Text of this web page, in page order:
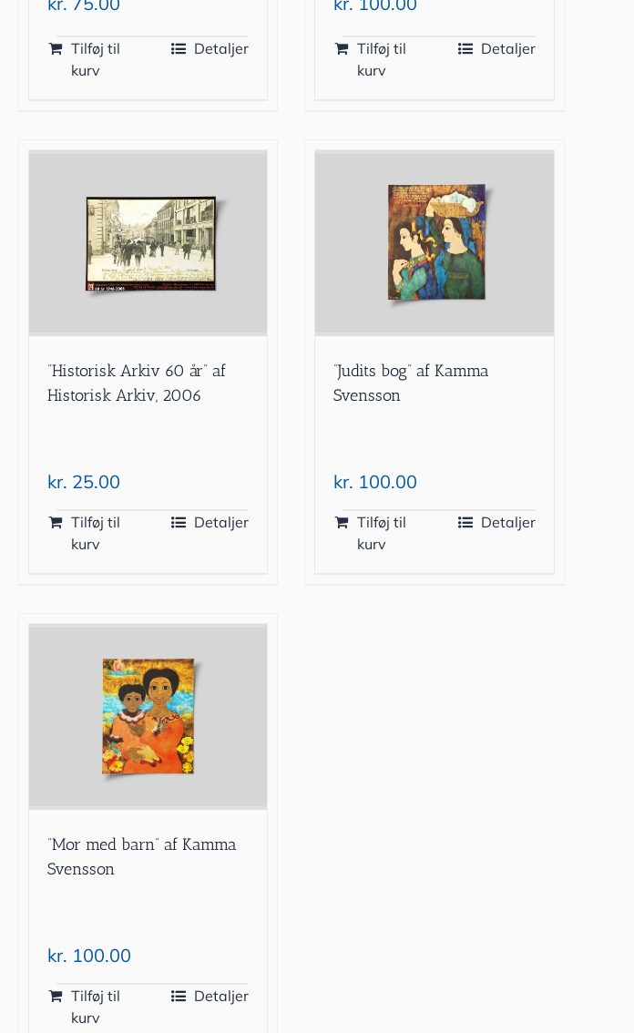
Tilføj til
kurv
Detaljer
Tilføj til
kurv
Detaljer
”Historisk Arkiv 60 år” af
Historisk Arkiv, 2006
kr. 25.00
Tilføj til
kurv
Detaljer
”Judits bog” af Kamma
Svensson
kr. 100.00
Tilføj til
kurv
Detaljer
”Mor med barn” af Kamma
Svensson
kr. 100.00
Tilføj til
kurv
Detaljer